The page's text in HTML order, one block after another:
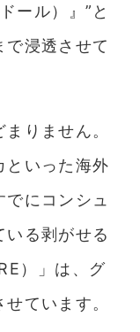
ール）』”と
浸透させて
りません。
といった海外
にコンシュ
る剥がせる
）」は、グ
ています。